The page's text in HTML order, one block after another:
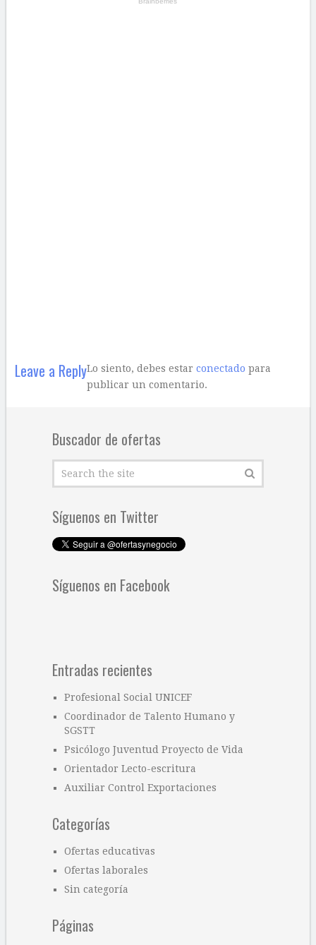
Leave a ReplyLo siento, debes estar conectado para
publicar un comentario.
Buscador de ofertas
Síguenos en Twitter
Síguenos en Facebook
Entradas recientes
Profesional Social UNICEF
Coordinador de Talento Humano y
SGSTT
Psicólogo Juventud Proyecto de Vida
Orientador Lecto-escritura
Auxiliar Control Exportaciones
Categorías
Ofertas educativas
Ofertas laborales
Sin categoría
Páginas